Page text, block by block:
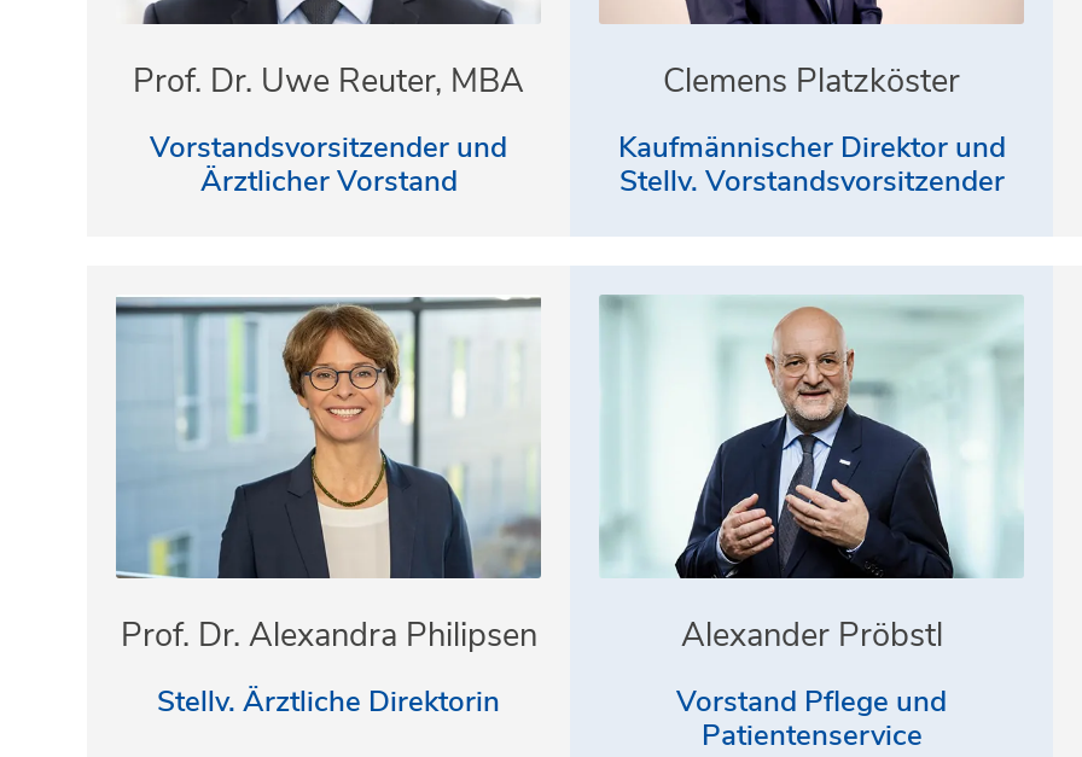
Prof. Dr. Uwe Reuter, MBA
Vorstandsvorsitzender und
Ärztlicher Vorstand
Clemens Platzköster
Kaufmännischer Direktor und
Stellv. Vorstandsvorsitzender
Prof. Dr. Alexandra Philipsen
Stellv. Ärztliche Direktorin
Alexander Pröbstl
Vorstand Pflege und
Patientenservice